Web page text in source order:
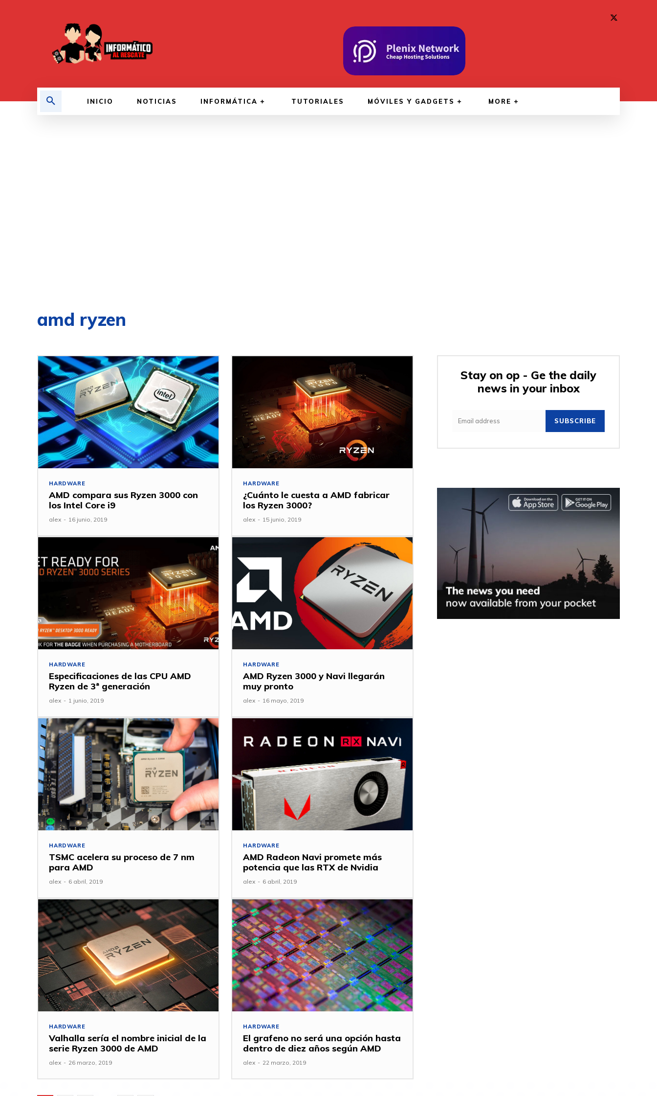
INICIO NOTICIAS INFORMÁTICA TUTORIALES MÓVILES Y GADGETS MORE
amd ryzen
HARDWARE
AMD compara sus Ryzen 3000 con
los Intel Core i9
alex - 16 junio, 2019
HARDWARE
¿Cuánto le cuesta a AMD fabricar
los Ryzen 3000?
alex - 15 junio, 2019
HARDWARE
Especificaciones de las CPU AMD
Ryzen de 3ª generación
alex - 1 junio, 2019
HARDWARE
AMD Ryzen 3000 y Navi llegarán
muy pronto
alex - 16 mayo, 2019
HARDWARE
TSMC acelera su proceso de 7 nm
para AMD
alex - 6 abril, 2019
HARDWARE
AMD Radeon Navi promete más
potencia que las RTX de Nvidia
alex - 6 abril, 2019
HARDWARE
Valhalla sería el nombre inicial de la
serie Ryzen 3000 de AMD
alex - 26 marzo, 2019
HARDWARE
El grafeno no será una opción hasta
dentro de diez años según AMD
alex - 22 marzo, 2019
Stay on op - Ge the daily
news in your inbox
SUBSCRIBE